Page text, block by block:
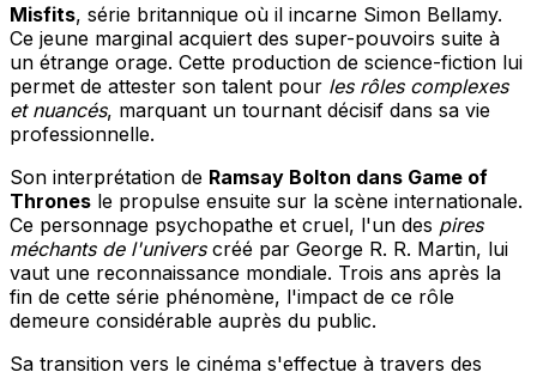
Misfits, série britannique où il incarne Simon Bellamy.
Ce jeune marginal acquiert des super-pouvoirs suite à
un étrange orage. Cette production de science-fiction lui
permet de attester son talent pour les rôles complexes
et nuancés, marquant un tournant décisif dans sa vie
professionnelle.
Son interprétation de Ramsay Bolton dans Game of
Thrones le propulse ensuite sur la scène internationale.
Ce personnage psychopathe et cruel, l'un des pires
méchants de l'universcréé par George R. R. Martin, lui
vaut une reconnaissance mondiale. Trois ans après la
fin de cette série phénomène, l'impact de ce rôle
demeure considérable auprès du public.
Sa transition vers le cinéma s'effectue à travers des